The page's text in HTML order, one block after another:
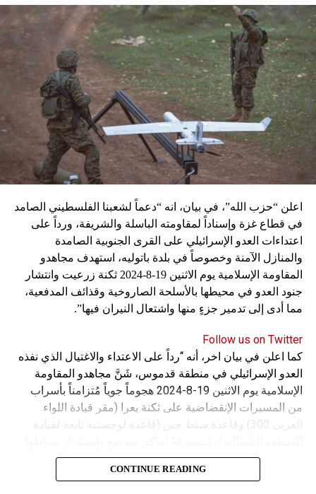
اعلن “حزب الله”، في بيان، انه “دعماً لشعبنا الفلسطيني الصامد
في قطاع غزة وإسناداً لمقاومته الباسلة ‌‏‌‏‌والشريفة، ورداً على
اعتداءات العدو الإسرائيلي على القرى الجنوبية الصامدة
والمنازل الآمنة وخصوصاً في بلدة باتوليه، استهدف مجاهدو
المقاومة الإسلامية يوم الاثنين 19-8-2024 ثكنة زرعيت وانتشار
جنود العدو في محيطها بالأسلحة الصاروخية وقذائف المدفعية،
مما أدى إلى تدمير جزءٍ منها واشتعال النيران فيها”.
Follow us on Twitter
كما اعلن في بيان اخر، أنه “رداً على الاعتداء والاغتيال الذي نفذه
العدو الإسرائيلي في منطقة قدموس، شَنَّ مجاهدو المقاومة
الإسلامية يوم الاثنين 19-8-2024 هجوماً جوياً مُتزامناً بأسراب
من المسيرات الإنقضاضية على ثكنة يعرا (مقر قيادة اللواء
الغربي 300) وقاعدة سنط جين (قاعدة لوجستية تابعة لقيادة
وجنودها وأصابت أهدافها بدقة وأوقعت فيهم عدداً من القتلى
CONTINUE READING